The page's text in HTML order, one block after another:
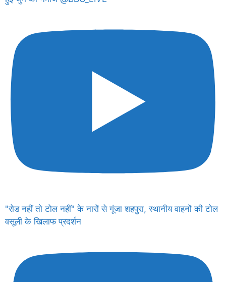
"रोड नहीं तो टोल नहीं" के नारों से गूंजा शहपुरा, स्थानीय वाहनों की टोल
वसूली के खिलाफ प्रदर्शन